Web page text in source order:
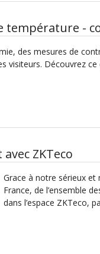
température -
des mesures de
visiteurs. Découvrez
ZKTeco
Grace à notre sérieux
France, de l’ensemble
dans l’espace ZKTeco,